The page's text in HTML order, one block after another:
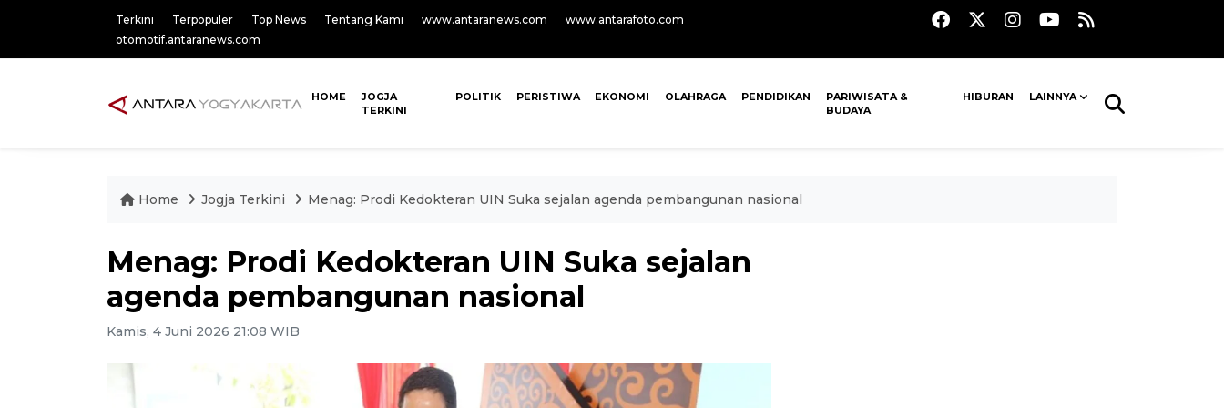
Terkini Terpopuler Top News Tentang Kami www.antaranews.com
www.antarafoto.com
otomotif.antaranews.com
HOME
JOGJA
TERKINI
POLITIK PERISTIWA EKONOMI OLAHRAGA PENDIDIKAN
PARIWISATA &
BUDAYA
HIBURAN LAINNYA
Home Jogja Terkini Menag: Prodi Kedokteran UIN Suka sejalan agenda pembangunan nasional
Menag: Prodi Kedokteran UIN Suka sejalan
agenda pembangunan nasional
Kamis, 4 Juni 2026 21:08 WIB